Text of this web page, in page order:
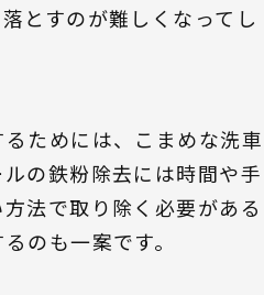
とすのが難しくなってし
ためには、こまめな洗車
の鉄粉除去には時間や手
法で取り除く必要がある
のも一案です。